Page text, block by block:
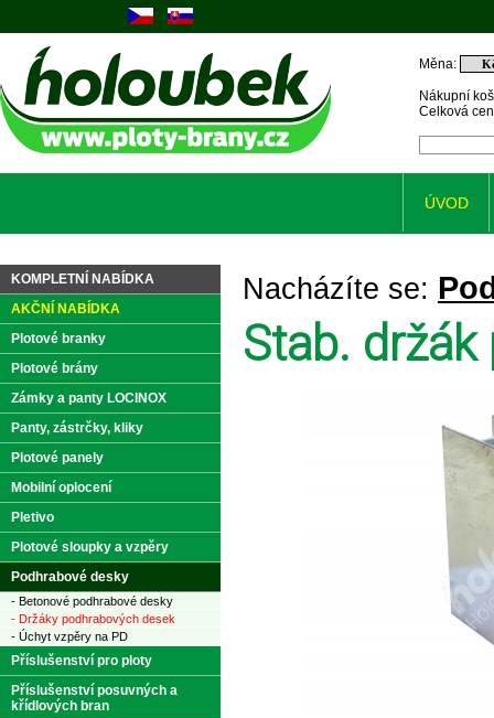
Nacházíte se:
Stab.
KOMPLETNÍ NABÍDKA
AKČNÍ NABÍDKA
Plotové branky
Plotové brány
Zámky a panty LOCINOX
Panty, zástrčky, kliky
Plotové panely
Mobilní oplocení
Pletivo
Plotové sloupky a vzpěry
Podhrabové desky
- Betonové podhrabové desky
- Držáky podhrabových desek
- Úchyt vzpěry na PD
Příslušenství pro ploty
Příslušenství posuvných a
křídlových bran
Nákupní
Celková
Měna:
ÚVOD